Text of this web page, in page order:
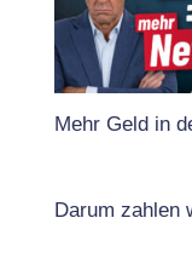
Mehr Geld in
Darum zahlen